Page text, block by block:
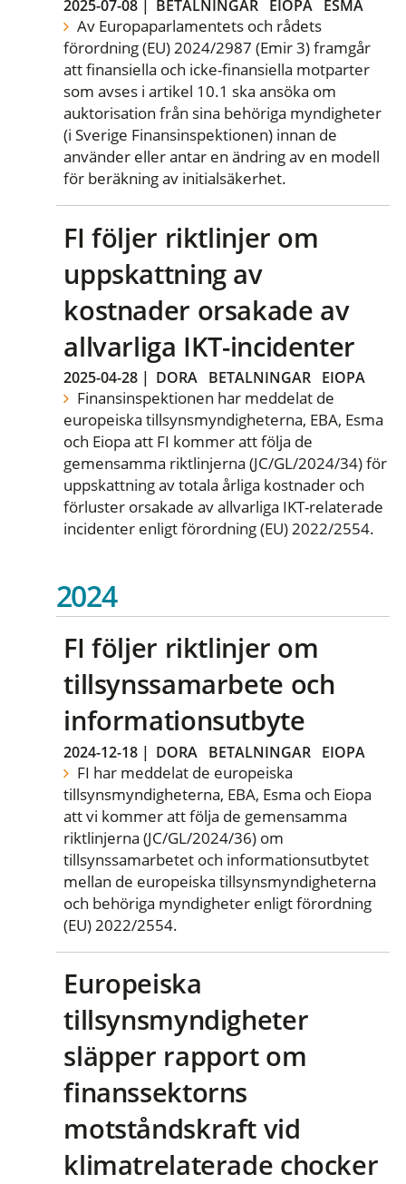
2025-07-08 BETALNINGAR EIOPA ESMA
Av Europaparlamentets och rådets
förordning (EU) 2024/2987 (Emir 3) framgår
att finansiella och icke-finansiella motparter
som avses i artikel 10.1 ska ansöka om
auktorisation från sina behöriga myndigheter
(i Sverige Finansinspektionen) innan de
använder eller antar en ändring av en modell
för beräkning av initialsäkerhet.
FI följer riktlinjer om
uppskattning av
kostnader orsakade av
allvarliga IKT-incidenter
2025-04-28 | DORA BETALNINGAR EIOPA
Finansinspektionen har meddelat de
europeiska tillsynsmyndigheterna, EBA, Esma
och Eiopa att FI kommer att följa de
gemensamma riktlinjerna (JC/GL/2024/34) för
uppskattning av totala årliga kostnader och
förluster orsakade av allvarliga IKT-relaterade
incidenter enligt förordning (EU) 2022/2554.
2024
FI följer riktlinjer om
tillsynssamarbete och
informationsutbyte
2024-12-18 | DORA BETALNINGAR EIOPA
FI har meddelat de europeiska
tillsynsmyndigheterna, EBA, Esma och Eiopa
att vi kommer att följa de gemensamma
riktlinjerna (JC/GL/2024/36) om
tillsynssamarbetet och informationsutbytet
mellan de europeiska tillsynsmyndigheterna
och behöriga myndigheter enligt förordning
(EU) 2022/2554.
Europeiska
tillsynsmyndigheter
släpper rapport om
finanssektorns
motståndskraft vid
klimatrelaterade chocker